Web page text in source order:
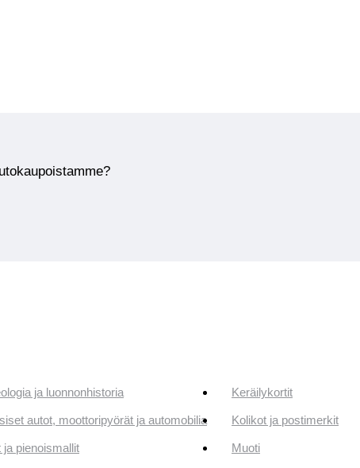
ja luonnonhistoria Keräilykortit
autot, moottoripyörät ja automobilia Kolikot ja postimerkit
ja pienoismallit Muoti